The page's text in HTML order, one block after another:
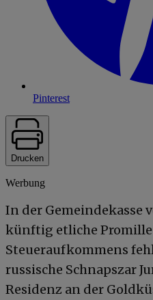
Pinterest
Drucken
Werbung
In der Gemeindekasse
künftig etliche
Steueraufkommens
russische Schnapszar
Residenz an der